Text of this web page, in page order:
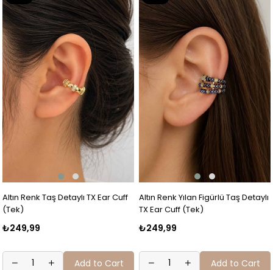
Altın Renk Taş Detaylı TX Ear Cuff
(Tek)
₺249,99
Item
Add to Cart
Altın Renk Yılan Figürlü Taş Detaylı
TX Ear Cuff (Tek)
₺249,99
Item
Add to Cart